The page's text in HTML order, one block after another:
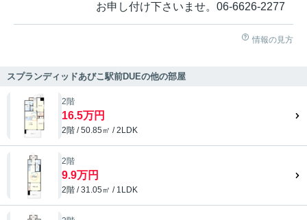
お申し付け下さいませ。06-6626-2277
情報の見方
スプランディッドあびこ駅前DUEの他の部屋
2階
16.5万円
2階 / 50.85㎡ / 2LDK
2階
9.9万円
2階 / 31.05㎡ / 1LDK